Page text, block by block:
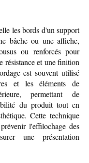
les bords d'un support
bâche ou une affiche,
ou renforcés pour
résistance et une finition
est souvent utilisé
et les éléments de
permettant de
du produit tout en
Cette technique
l'effilochage des
une présentation